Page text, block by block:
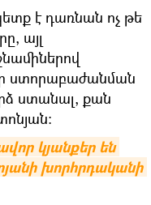
է դառնան ոչ թե
այլ
ստորաբաժանման
ստանալ, քան
կյանքեր են
խորհրդականի